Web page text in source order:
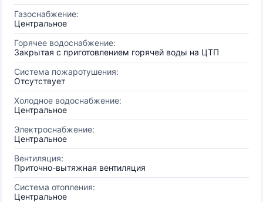
Газоснабжение:
Центральное
Горячее водоснабжение:
Закрытая с приготовлением горячей воды на ЦТП
Система пожаротушения:
Отсутствует
Холодное водоснабжение:
Центральное
Электроснабжение:
Центральное
Вентиляция:
Приточно-вытяжная вентиляция
Система отопления:
Центральное